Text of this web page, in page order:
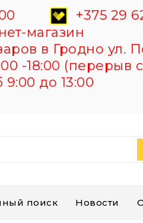
00
+375 29
магазин
в Гродно ул.
-18:00 (перерыв с
9:00 до 13:00
поиск Новости